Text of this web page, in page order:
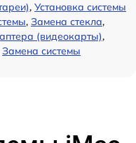
, Установка системы
, Замена стекла,
(видеокарты),
Замена системы